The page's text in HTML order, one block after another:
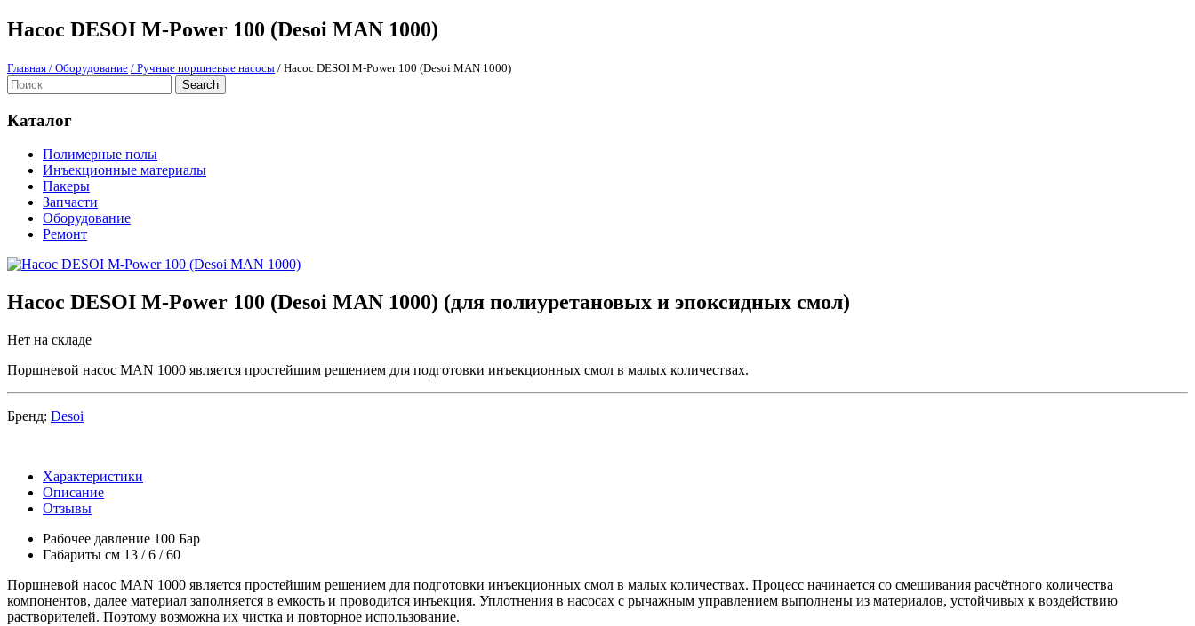
Насос DESOI M-Power 100 (Desoi MAN 1000)
Главная / Оборудование / Ручные поршневые насосы / Насос DESOI M-Power 100 (Desoi MAN 1000)
Каталог
Полимерные полы
Инъекционные материалы
Пакеры
Запчасти
Оборудование
Ремонт
Насос DESOI M-Power 100 (Desoi MAN 1000) (для полиуретановых и эпоксидных смол)
Нет на складе
Поршневой насос MAN 1000 является простейшим решением для подготовки инъекционных смол в малых количествах.
Бренд: Desoi
Характеристики
Описание
Отзывы
Рабочее давление 100 Бар
Габариты см 13 / 6 / 60
Поршневой насос MAN 1000 является простейшим решением для подготовки инъекционных смол в малых количествах. Процесс начинается со смешивания расчётного количества
компонентов, далее материал заполняется в емкость и проводится инъекция. Уплотнения в насосах с рычажным управлением выполнены из материалов, устойчивых к воздействию
растворителей. Поэтому возможна их чистка и повторное использование.